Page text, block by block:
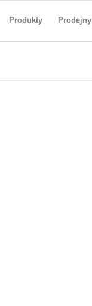
Produkty Prodejny